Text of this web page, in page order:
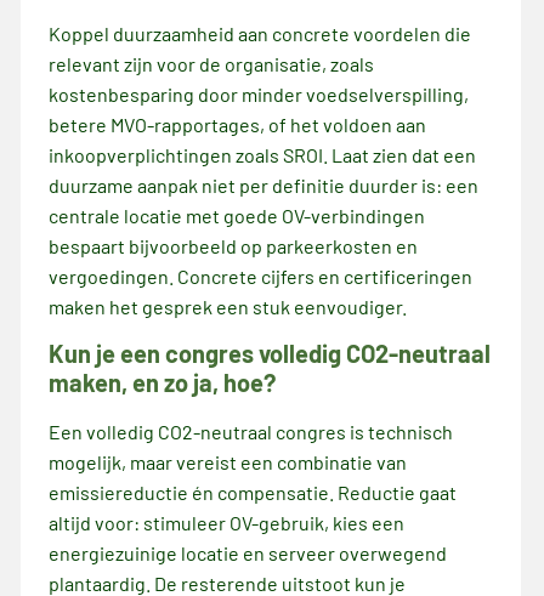
Koppel duurzaamheid aan concrete voordelen die
relevant zijn voor de organisatie, zoals
kostenbesparing door minder voedselverspilling,
betere MVO-rapportages, of het voldoen aan
inkoopverplichtingen zoals SROI. Laat zien dat een
duurzame aanpak niet per definitie duurder is: een
centrale locatie met goede OV-verbindingen
bespaart bijvoorbeeld op parkeerkosten en
vergoedingen. Concrete cijfers en certificeringen
maken het gesprek een stuk eenvoudiger.
Kun je een congres volledig CO2-neutraal
maken, en zo ja, hoe?
Een volledig CO2-neutraal congres is technisch
mogelijk, maar vereist een combinatie van
emissiereductie én compensatie. Reductie gaat
altijd voor: stimuleer OV-gebruik, kies een
energiezuinige locatie en serveer overwegend
plantaardig. De resterende uitstoot kun je